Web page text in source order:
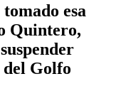
esa
Quintero,
del Golfo